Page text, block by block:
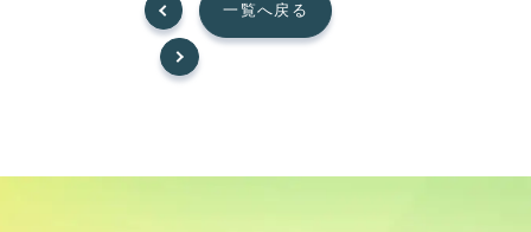
一覧へ戻る